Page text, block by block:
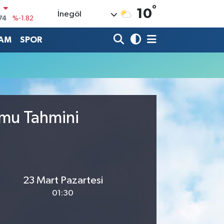
%-1.82
%0.02
%0.18
%0
İnegöl 10°
SPOR
Tahmini
23 Mart Pazartesi
01:30